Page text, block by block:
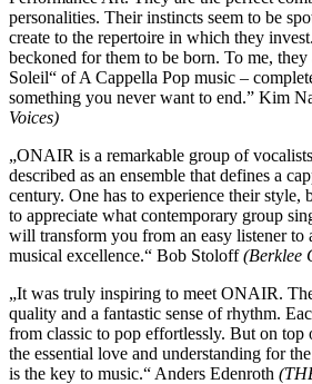
personalities. Their instincts seem to be
create to the repertoire in which they
beckoned for them to be born. To me,
Soleil“ of A Cappella Pop music –
something you never want to end.” Kim
Voices)
„ONAIR is a remarkable group of
described as an ensemble that defines a
century. One has to experience their style,
to appreciate what contemporary group
will transform you from an easy listener to
musical excellence.“ Bob Stoloff(Berklee
„It was truly inspiring to meet ONAIR.
quality and a fantastic sense of rhythm.
from classic to pop effortlessly. But on top
the essential love and understanding for
is the key to music.“ Anders Edenroth